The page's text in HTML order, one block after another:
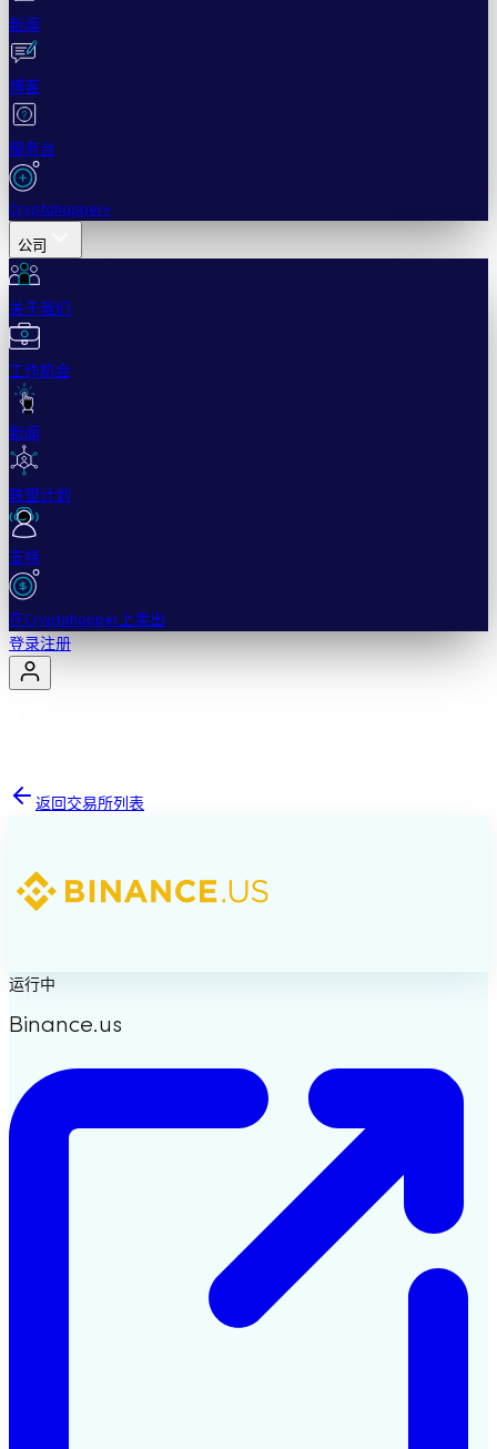
新闻
博客
服务台
Cryptohopper+
公司
关于我们
工作机会
新闻
联盟计划
支持
在Cryptohopper上卖出
登录注册
返回交易所列表
运行中
Binance.us